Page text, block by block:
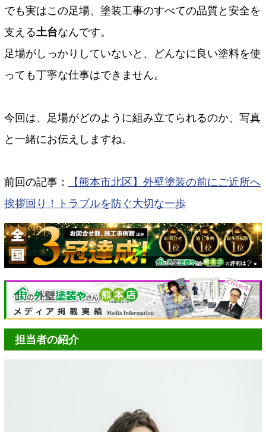
でも実はこの足場、塗装工事のすべての品質と安全を
支える土台なんです。
足場がしっかりしていないと、どんなに良い塗料を使
っても丁寧な仕事はできません。
今回は、足場がどのように組み立てられるのか、写真
と一緒にお伝えしますね。
前回の記事：
【熊本市北区】外壁塗装の前にご近所へ
挨拶回り！トラブルを防ぐ大切な一歩
担当者の紹介